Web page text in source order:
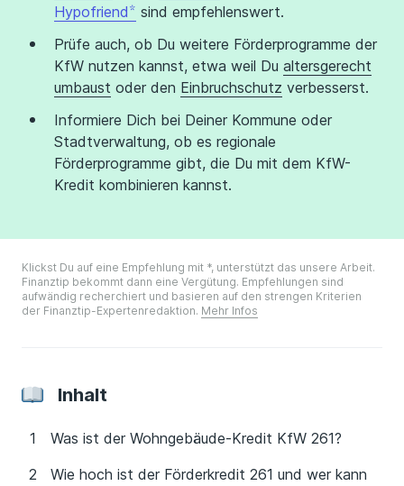
Hypofriend
sind empfehlenswert.
Prüfe auch, ob Du weitere Förderprogramme der
KfW nutzen kannst, etwa weil Du altersgerecht
umbaust oder den Einbruchschutz verbesserst.
Informiere Dich bei Deiner Kommune oder
Stadtverwaltung, ob es regionale
Förderprogramme gibt, die Du mit dem KfW-
Kredit kombinieren kannst.
Klickst Du auf eine Empfehlung mit *, unterstützt das unsere Arbeit.
Finanztip bekommt dann eine Vergütung. Empfehlungen sind
aufwändig recherchiert und basieren auf den strengen Kriterien
der Finanztip-Expertenredaktion. Mehr Infos
Inhalt
Was ist der Wohngebäude-Kredit KfW 261?
Wie hoch ist der Förderkredit 261 und wer kann